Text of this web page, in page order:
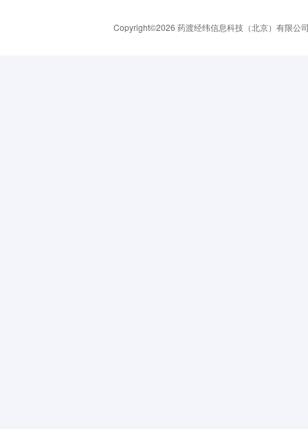
Copyright©2026 药渡经纬信息科技（北京）有限公